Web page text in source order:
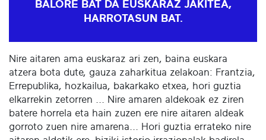
BALORE BAT DA EUSKARAZ JAKITEA,
HARROTASUN BAT.
Nire aitaren ama euskaraz ari zen, baina euskara
atzera bota dute, gauza zaharkitua zelakoan: Frantzia,
Errepublika, hozkailua, bakarkako etxea, hori guztia
elkarrekin zetorren ... Nire amaren aldekoak ez ziren
batere horrela eta hain zuzen ere nire aitaren aldeak
gorroto zuen nire amarena... Hori guztia errateko nire